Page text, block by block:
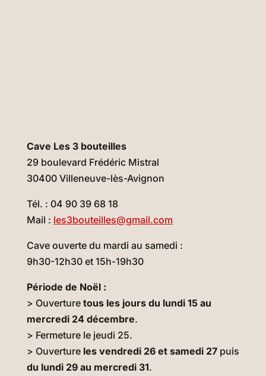
Cave Les 3 bouteilles
29 boulevard Frédéric Mistral
30400 Villeneuve-lès-Avignon
Tél. : 04 90 39 68 18
Mail : les3bouteilles@gmail.com
Cave ouverte du mardi au samedi :
9h30-12h30 et 15h-19h30
Période de Noël :
> Ouverture tous les jours du lundi 15 au
mercredi 24 décembre.
> Fermeture le jeudi 25.
> Ouverture les vendredi 26 et samedi 27puis
du lundi 29 au mercredi 31.